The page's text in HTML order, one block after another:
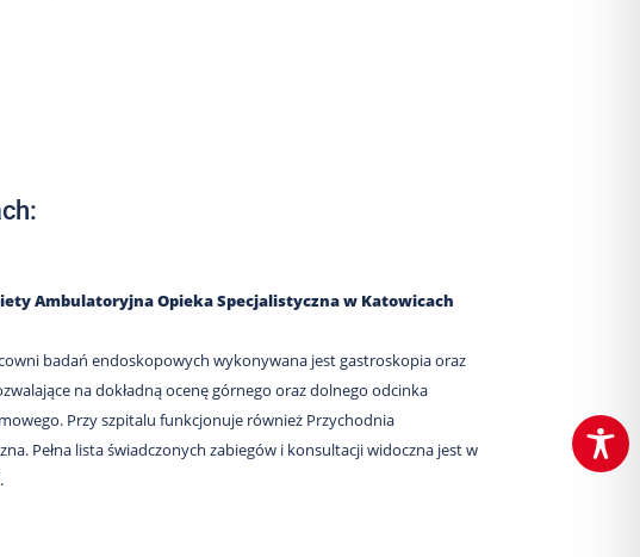
Ambulatoryjna Opieka Specjalistyczna w Katowicach
badań endoskopowych wykonywana jest gastroskopia oraz
na dokładną ocenę górnego oraz dolnego odcinka
Przy szpitalu funkcjonuje również Przychodnia
Pełna lista świadczonych zabiegów i konsultacji widoczna jest w